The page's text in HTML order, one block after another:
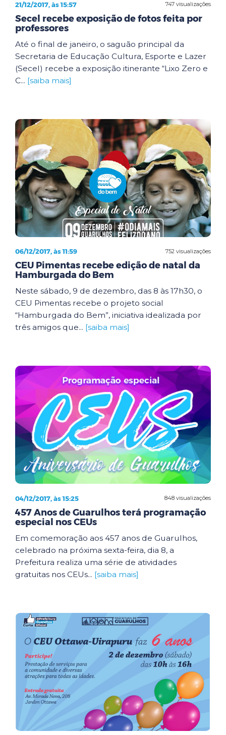
747 visualizações
21/12/2017, às 15:57
Secel recebe exposição de fotos feita por
professores
Até o final de janeiro, o saguão principal da
Secretaria de Educação Cultura, Esporte e Lazer
(Secel) recebe a exposição itinerante “Lixo Zero e
C... [saiba mais]
752 visualizações
06/12/2017, às 11:59
CEU Pimentas recebe edição de natal da
Hamburgada do Bem
Neste sábado, 9 de dezembro, das 8 às 17h30, o
CEU Pimentas recebe o projeto social
“Hamburgada do Bem”, iniciativa idealizada por
três amigos que... [saiba mais]
848 visualizações
04/12/2017, às 15:25
457 Anos de Guarulhos terá programação
especial nos CEUs
Em comemoração aos 457 anos de Guarulhos,
celebrado na próxima sexta-feira, dia 8, a
Prefeitura realiza uma série de atividades
gratuitas nos CEUs... [saiba mais]